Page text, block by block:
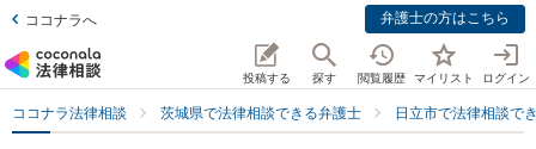
ココナラへ 弁護士の方はこちら
投稿する 探す 閲覧履歴 マイリスト ログイン
ココナラ法律相談 茨城県で法律相談できる弁護士 日立市で法律相談で